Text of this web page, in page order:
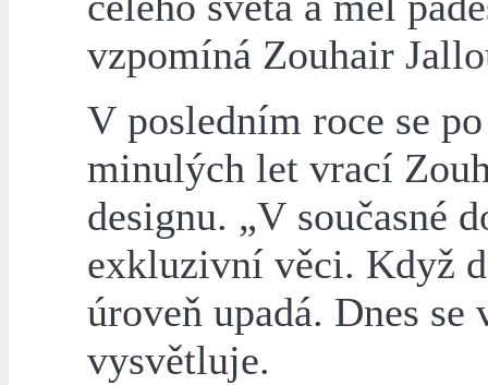
vzpomíná Zouhair
V posledním roce se
minulých let vrací
designu. „V současné
exkluzivní věci. Když
úroveň upadá. Dnes
vysvětluje.